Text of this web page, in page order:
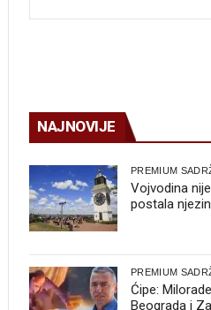
NAJNOVIJE
PREMIUM
Vojvodina
postala njezin
PREMIUM
Ćipe:
Beograda i